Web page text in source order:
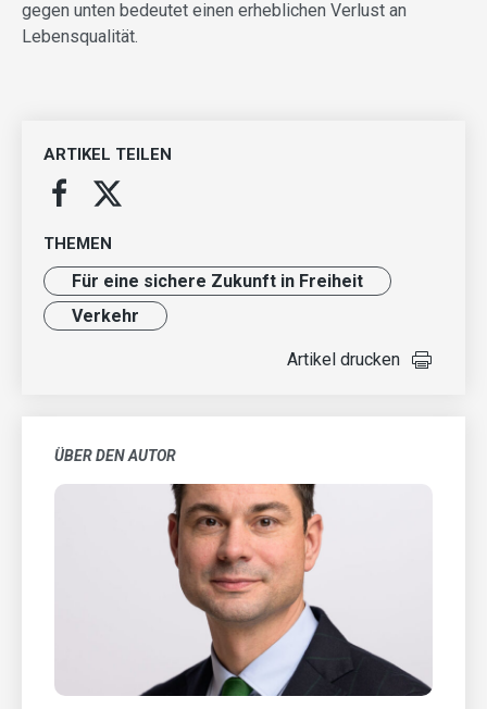
gegen unten bedeutet einen erheblichen Verlust an
Lebensqualität.
ARTIKEL TEILEN
THEMEN
Für eine sichere Zukunft in Freiheit
Verkehr
Artikel drucken
ÜBER DEN AUTOR